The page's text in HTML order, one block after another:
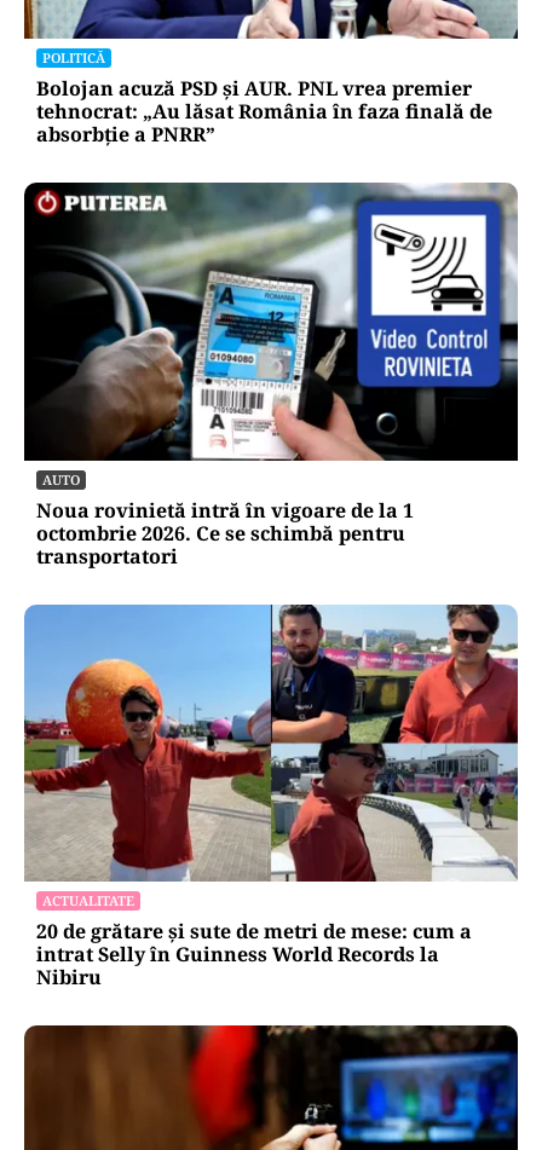
POLITICĂ
Bolojan acuză PSD și AUR. PNL vrea premier
tehnocrat: „Au lăsat România în faza finală de
absorbţie a PNRR”
AUTO
Noua rovinietă intră în vigoare de la 1
octombrie 2026. Ce se schimbă pentru
transportatori
ACTUALITATE
20 de grătare și sute de metri de mese: cum a
intrat Selly în Guinness World Records la
Nibiru